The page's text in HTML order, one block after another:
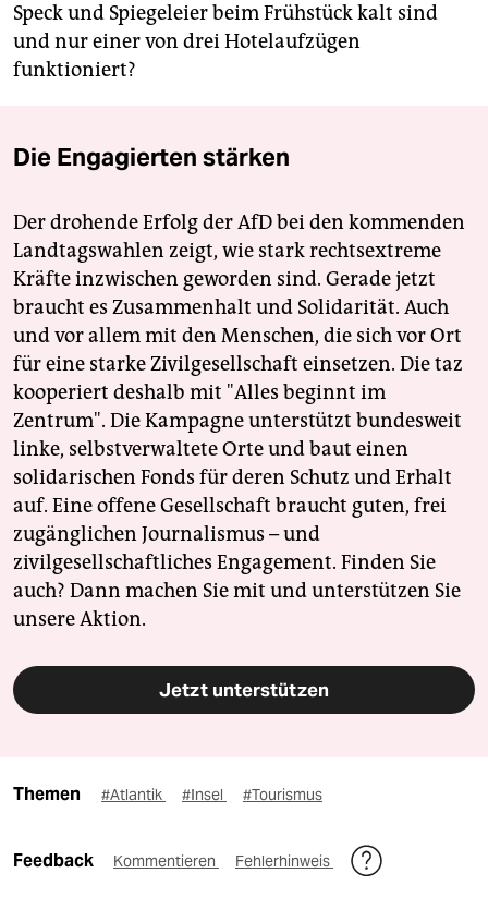
Speck und Spiegeleier beim Frühstück kalt sind
und nur einer von drei Hotelaufzügen
funktioniert?
Die Engagierten stärken
Der drohende Erfolg der AfD bei den kommenden
Landtagswahlen zeigt, wie stark rechtsextreme
Kräfte inzwischen geworden sind. Gerade jetzt
braucht es Zusammenhalt und Solidarität. Auch
und vor allem mit den Menschen, die sich vor Ort
für eine starke Zivilgesellschaft einsetzen. Die taz
kooperiert deshalb mit "Alles beginnt im
Zentrum". Die Kampagne unterstützt bundesweit
linke, selbstverwaltete Orte und baut einen
solidarischen Fonds für deren Schutz und Erhalt
auf. Eine offene Gesellschaft braucht guten, frei
zugänglichen Journalismus – und
zivilgesellschaftliches Engagement. Finden Sie
auch? Dann machen Sie mit und unterstützen Sie
unsere Aktion.
Jetzt unterstützen
Themen #Atlantik #Insel #Tourismus
Feedback Kommentieren Fehlerhinweis